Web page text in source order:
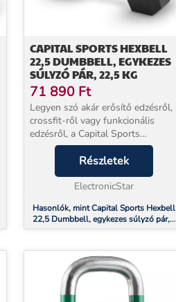
CAPITAL SPORTS HEXBELL
22,5 DUMBBELL, EGYKEZES
SÚLYZÓ PÁR, 22,5 KG
71 890 Ft
Legyen szó akár erősítő edzésről,
crossfit-ről vagy funkcionális
edzésről, a Capital Sports
hatszögletű súlyzókkal mindig
megtalálja majd a megfelelő
súlyt.A robusztus kemény gumi
bevonat kiegyensúlyo...
Részletek
ElectronicStar
Hasonlók, mint Capital Sports Hexbell
22,5 Dumbbell, egykezes súlyzó pár,
22,5 kg